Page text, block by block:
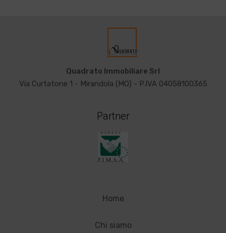
Quadrato Immobiliare Srl
Via Curtatone 1 - Mirandola (MO) - P.IVA 04058100365
Partner
Home
Chi siamo